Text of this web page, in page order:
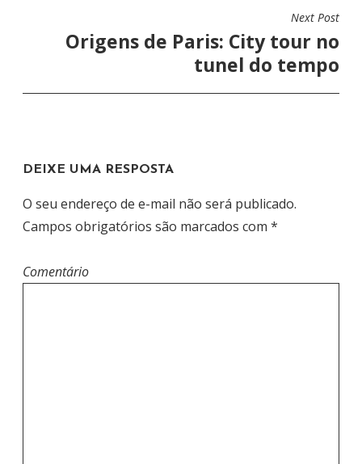
E
P
O
T
Next Post
Origens de Paris: City tour no
tunel do tempo
DEIXE UMA RESPOSTA
O seu endereço de e-mail não será publicado.
Campos obrigatórios são marcados com *
Comentário